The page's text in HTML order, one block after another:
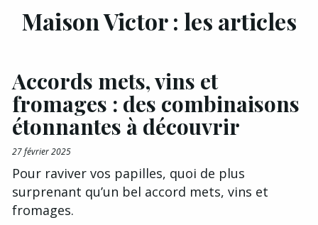
Maison Victor : les articles
Accords mets, vins et
fromages : des combinaisons
étonnantes à découvrir
27 février 2025
Pour raviver vos papilles, quoi de plus
surprenant qu’un bel accord mets, vins et
fromages.